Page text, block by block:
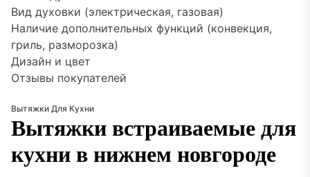
Вид духовки (электрическая, газовая)
Наличие дополнительных функций (конвекция,
гриль, разморозка)
Дизайн и цвет
Отзывы покупателей
Вытяжки Для Кухни
Вытяжки встраиваемые для
кухни в нижнем новгороде